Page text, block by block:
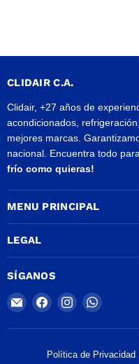
CLIDAIR C.A.
Clidair, +27 años de
acondicionados,
mejores marcas.
nacional. Encuentra todo
frío como quieras!
MENU PRINCIPAL
LEGAL
SÍGANOS
Encuéntrenos
Correo
Encuéntrenos
Facebook
Encuéntrenos
Instagram
Política de Privacidad